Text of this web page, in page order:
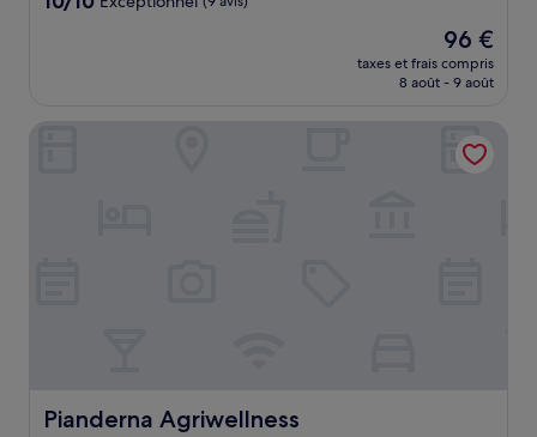
Le
nouveau
prix
de
96 €
96 €
taxes et frais compris
8 août - 9 août
Pianderna Agriwellness
Pianderna Agriwellness